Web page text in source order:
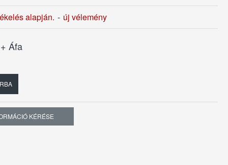
alapján. - új vélemény
+ Áfa
KÉRÉSE